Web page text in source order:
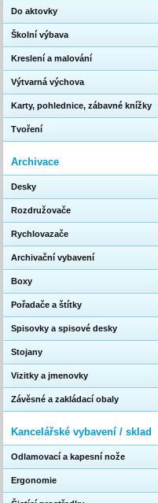
Do aktovky
Školní výbava
Kreslení a malování
Výtvarná výchova
Karty, pohlednice, zábavné knížky
Tvoření
Archivace
Desky
Rozdružovače
Rychlovazače
Archivační vybavení
Boxy
Pořadače a štítky
Spisovky a spisové desky
Stojany
Vizitky a jmenovky
Závěsné a zakládací obaly
Kancelářské vybavení / sklad
Odlamovací a kapesní nože
Ergonomie